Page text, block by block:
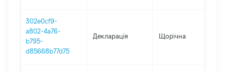
302e0cf9-
a802-4a76-
b795-
d85668b77d75
Декларація Щорічна